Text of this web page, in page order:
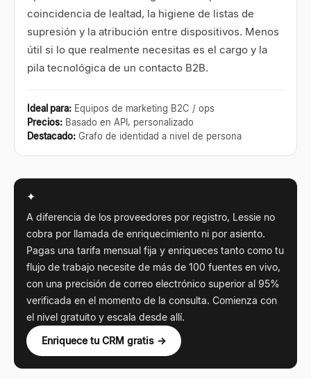
coincidencia de lealtad, la higiene de listas de
supresión y la atribución entre dispositivos. Menos
útil si lo que realmente necesitas es el cargo y la
pila tecnológica de un contacto B2B.
Ideal para: Equipos de marketing B2C / ops
Precios: Basado en API, personalizado
Destacado: Grafo de identidad a nivel de persona
✦
A diferencia de los proveedores por registro, Lessie no
cobra por llamada de enriquecimiento ni por asiento.
Pagas una tarifa mensual fija y enriqueces tanto como tu
flujo de trabajo necesite de más de 100 fuentes en vivo,
con una precisión de correo electrónico superior al 95%
verificada en el momento de la consulta. Comienza con
el nivel gratuito y escala desde allí.
Enriquece tu CRM gratis →